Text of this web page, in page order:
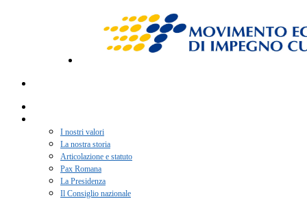
I nostri valori
La nostra storia
Articolazione e statuto
Pax Romana
La Presidenza
Il Consiglio nazionale